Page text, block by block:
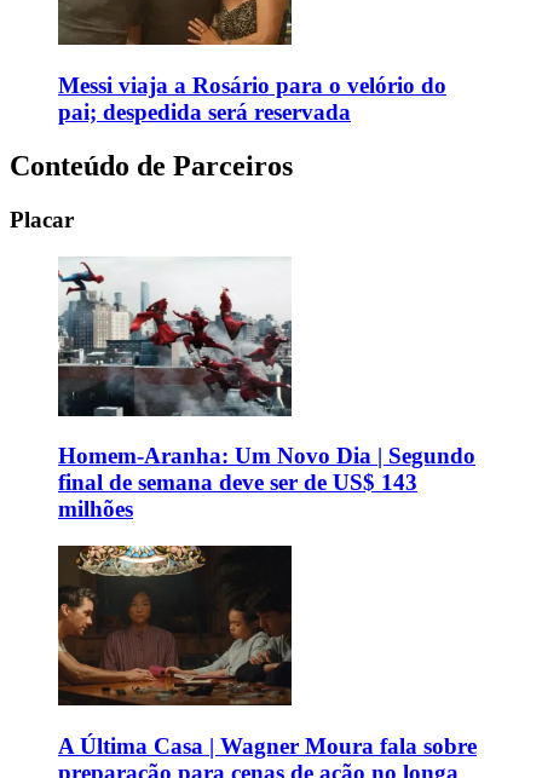
Messi viaja a Rosário para o velório do
pai; despedida será reservada
Conteúdo de Parceiros
Placar
Homem-Aranha: Um Novo Dia | Segundo
final de semana deve ser de US$ 143
milhões
A Última Casa | Wagner Moura fala sobre
preparação para cenas de ação no longa